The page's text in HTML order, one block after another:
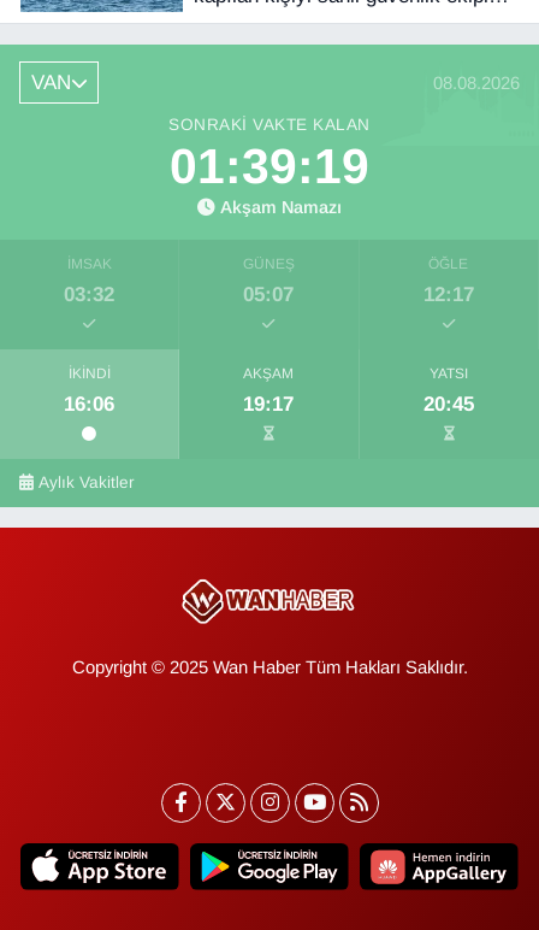
kurtardı
VAN 08.08.2026
SONRAKI VAKTE KALAN
01:39:19
Akşam Namazı
İMSAK
03:32
GÜNEŞ
05:07
ÖĞLE
12:17
İKINDI
16:06
AKŞAM
19:17
YATSI
20:45
Aylık Vakitler
Copyright © 2025 Wan Haber Tüm Hakları Saklıdır.